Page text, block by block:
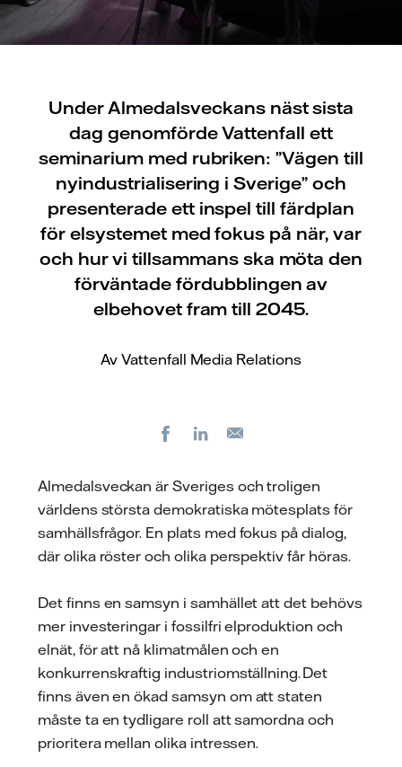
Under Almedalsveckans näst sista
dag genomförde Vattenfall ett
seminarium med rubriken: ”Vägen till
nyindustrialisering i Sverige” och
presenterade ett inspel till färdplan
för elsystemet med fokus på när, var
och hur vi tillsammans ska möta den
förväntade fördubblingen av
elbehovet fram till 2045.
Av Vattenfall Media Relations
FacebookLinkedIn
Almedalsveckan är Sveriges och troligen
världens största demokratiska mötesplats för
samhällsfrågor. En plats med fokus på dialog,
där olika röster och olika perspektiv får höras.
Det finns en samsyn i samhället att det behövs
mer investeringar i fossilfri elproduktion och
elnät, för att nå klimatmålen och en
konkurrenskraftig industriomställning. Det
finns även en ökad samsyn om att staten
måste ta en tydligare roll att samordna och
prioritera mellan olika intressen.